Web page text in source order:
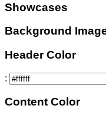
Showcases
Background
Header Color
:
Content Color